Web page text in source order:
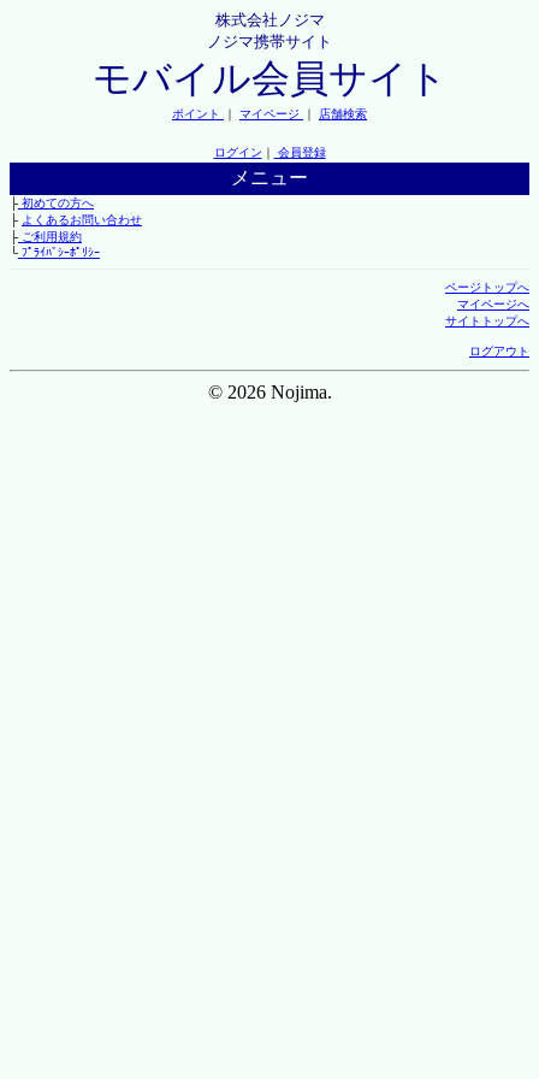
株式会社ノジマ
ノジマ携帯サイト
モバイル会員サイト
ポイント ｜ マイページ ｜ 店舗検索
ログイン ｜ 会員登録
メニュー
├初めての方へ
├ よくあるお問い合わせ
├ご利用規約
└ﾌﾟﾗｲﾊﾞｼｰﾎﾟﾘｼｰ
ページトップへ
マイページへ
サイトトップへ
ログアウト
© 2026 Nojima.